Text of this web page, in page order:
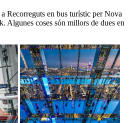
Recorreguts en bus turístic per Nova
Algunes coses són millors de dues en